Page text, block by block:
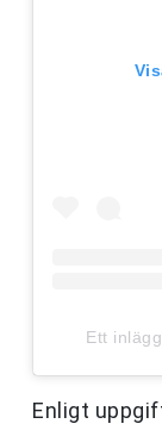
Ett
Enligt